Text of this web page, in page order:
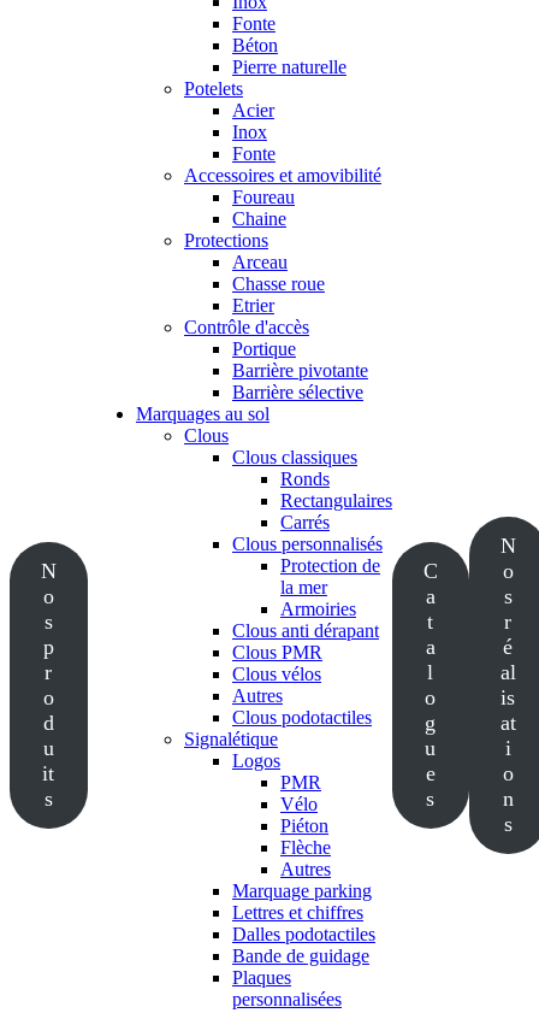
N
o
s
p
r
o
d
u
it
s
Fonte
Béton
Pierre naturelle
Potelets
Acier
Inox
Fonte
Accessoires et amovibilité
Foureau
Chaine
Protections
Arceau
Chasse roue
Etrier
Contrôle d'accès
Portique
Barrière pivotante
Barrière sélective
Marquages au sol
Clous
Clous classiques
Ronds
Rectangulaires
Carrés
Clous personnalisés
Protection de
la mer
Armoiries
Clous anti dérapant
Clous PMR
Clous vélos
Autres
Clous podotactiles
Signalétique
Logos
PMR
Vélo
Piéton
Flèche
Autres
Marquage parking
Lettres et chiffres
Dalles podotactiles
Bande de guidage
Plaques
personnalisées
C
a
t
a
l
o
g
u
e
s
N
o
s
r
é
al
is
at
i
o
n
s